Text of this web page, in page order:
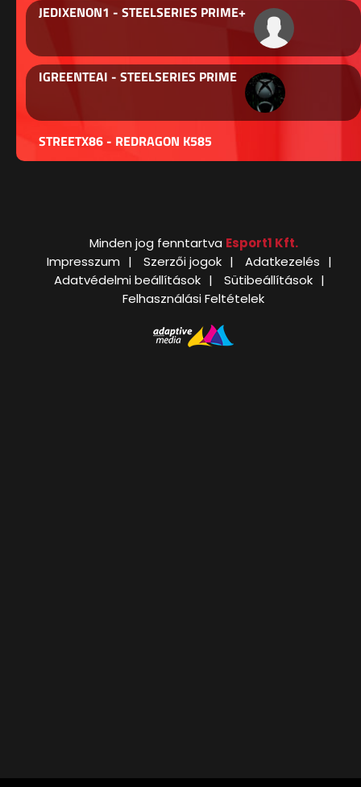
JEDIXENON1 - STEELSERIES PRIME+
IGREENTEAI - STEELSERIES PRIME
STREETX86 - REDRAGON K585
Minden jog fenntartva Esport1 Kft.
Impresszum
Szerzői jogok
Adatkezelés
Adatvédelmi beállítások
Sütibeállítások
Felhasználási Feltételek